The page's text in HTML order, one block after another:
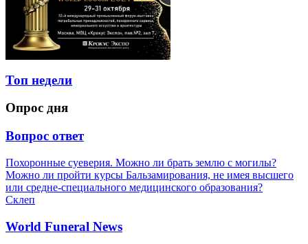
Топ недели
Опрос дня
Вопрос ответ
Похоронные суеверия. Можно ли брать землю с могилы?
Можно ли пройти курсы Бальзамирования, не имея высшего
или средне-специального медицинского образования?
Склеп
World Funeral News